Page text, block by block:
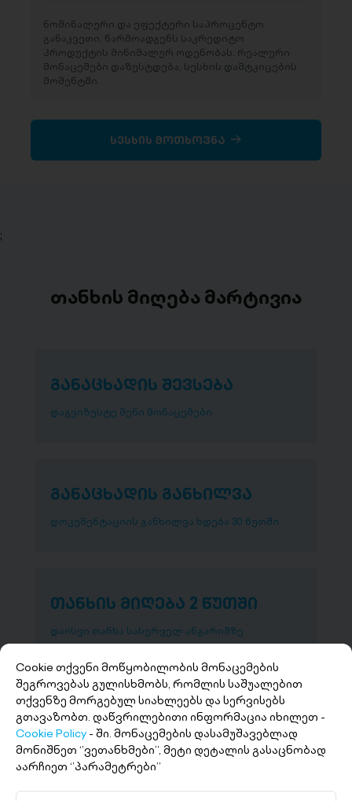
ნომინალური და ეფექტური საპროცენტო
განაკვეთი, წარმოადგენს საკრედიტო
პროდუქტის მინიმალურ ოდენობას. რეალური
მონაცემები დაზუსტდება, სესხის დამტკიცების
მომენტში.
სესხის მოთხოვნა
;
თანხის მიღება მარტივია
განაცხადის შევსება
დაგვიზუსტე შენი მონაცემები
განაცხადის განხილვა
დოკუმენტაციის განხილვა ხდება 30 წუთში
თანხის მიღება 2 წუთში
დაისვი თანხა სასურველ ანგარიშზე
Cookie თქვენი მოწყობილობის მონაცემების
შეგროვებას გულისხმობს, რომლის საშუალებით
თქვენზე მორგებულ სიახლეებს და სერვისებს
გთავაზობთ. დაწვრილებითი ინფორმაცია იხილეთ -
Cookie Policy - ში. მონაცემების დასამუშავებლად
მონიშნეთ ‘’ვეთანხმები’’, მეტი დეტალის გასაცნობად
აარჩიეთ ‘’პარამეტრები’’